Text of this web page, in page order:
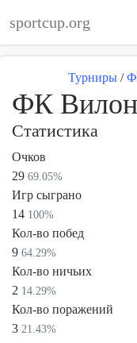
sportcup.org
Турниры /
ФК Вилон
Статистика
Очков
29 69.05%
Игр сыграно
14 100%
Кол-во побед
9 64.29%
Кол-во ничьих
2 14.29%
Кол-во поражений
3 21.43%